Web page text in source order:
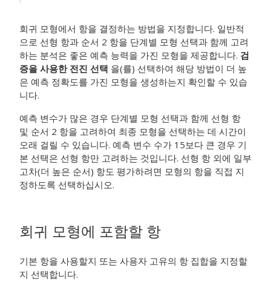
회귀 모형에서 항을 결정하는 방법을 지정합니다. 일반적
으로 선형 항과 순서 2 항을 단계별 모형 선택과 함께 고려
하는 분석은 좋은 예측 능력을 가진 모형을 제공합니다. 검
증을 사용한 전진 선택 을(를) 선택하여 해당 방법이 더 높
은 예측 정확도를 가진 모형을 생성하는지 확인할 수 있습
니다.
예측 변수가 많은 경우 단계별 모형 선택과 함께 선형 항
및 순서 2 항을 고려하여 최종 모형을 선택하는 데 시간이
오래 걸릴 수 있습니다. 예측 변수 수가 15보다 큰 경우 기
본 선택은 선형 항만 고려하는 것입니다. 선형 항 외에 일부
고차(더 높은 순서) 항도 평가하려면 모형의 항을 직접 지
정하도록 선택하십시오.
회귀 모형에 포함할 항
기본 항을 사용할지 또는 사용자 고유의 항 집합을 지정할
지 선택합니다.